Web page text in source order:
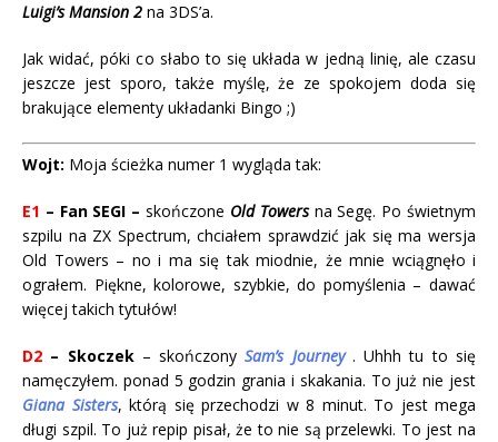
Luigi’s Mansion 2 na 3DS’a.
Jak widać, póki co słabo to się układa w jedną linię, ale czasu
jeszcze jest sporo, także myślę, że ze spokojem doda się
brakujące elementy układanki Bingo ;)
Wojt: Moja ścieżka numer 1 wygląda tak:
E1 – Fan SEGI – skończone Old Towers na Segę. Po świetnym
szpilu na ZX Spectrum, chciałem sprawdzić jak się ma wersja
Old Towers – no i ma się tak miodnie, że mnie wciągnęło i
ograłem. Piękne, kolorowe, szybkie, do pomyślenia – dawać
więcej takich tytułów!
D2 – Skoczek– skończonySam’s Journey . Uhhh tu to się
namęczyłem. ponad 5 godzin grania i skakania. To już nie jest
Giana Sisters, którą się przechodzi w 8 minut. To jest mega
długi szpil. To już repip pisał, że to nie są przelewki. To jest na